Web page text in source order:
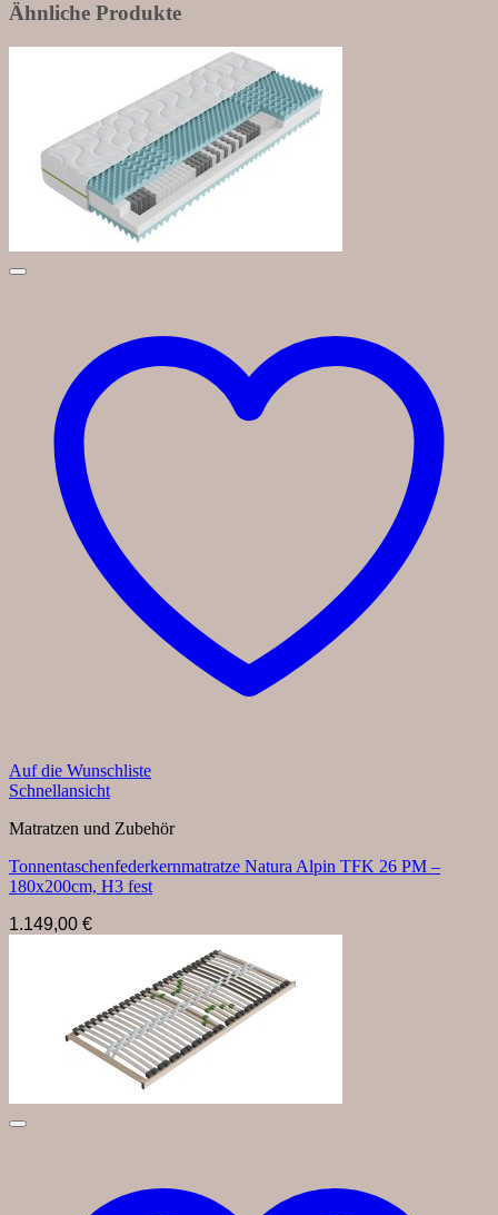
Ähnliche Produkte
Auf die Wunschliste
Schnellansicht
Matratzen und Zubehör
Tonnentaschenfederkernmatratze Natura Alpin TFK 26 PM –
180x200cm, H3 fest
1.149,00 €